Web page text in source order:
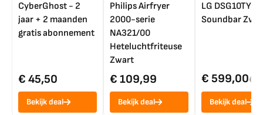
CyberGhost - 2
jaar + 2 maanden
gratis abonnement
€ 45,50
Bekijk deal
Philips Airfryer
2000-serie
NA321/00
Heteluchtfriteuse
Zwart
€ 109,99
Bekijk deal
LG DSG10TY
Soundbar
€ 599,00€
Bekijk deal